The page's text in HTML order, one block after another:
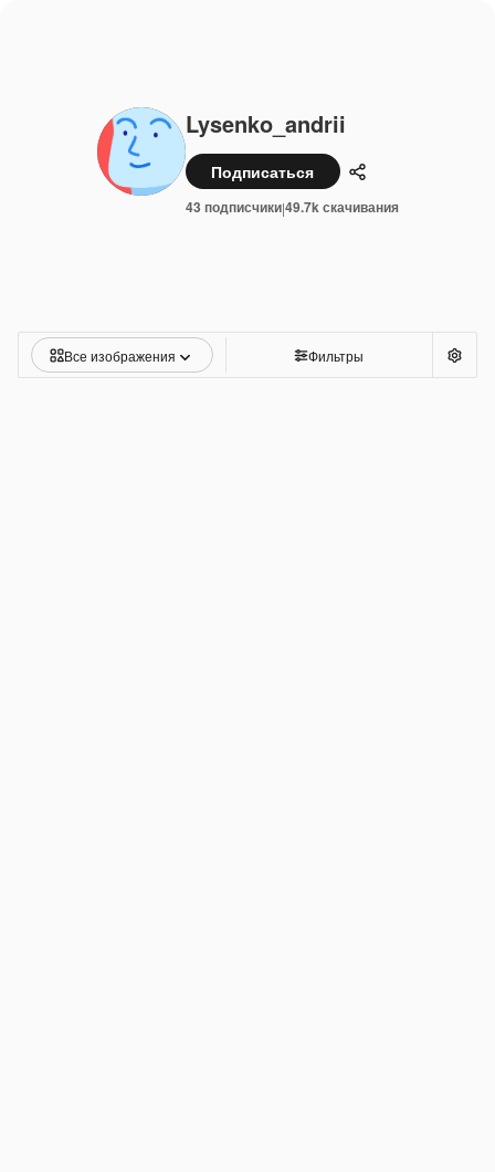
Lysenko_andrii
Подписаться Поделиться
43 подписчики|49.7k скачивания
Все изображения Фильтры